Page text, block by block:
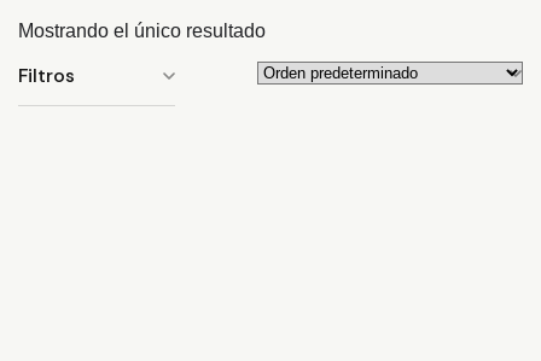
Mostrando el único resultado
Filtros